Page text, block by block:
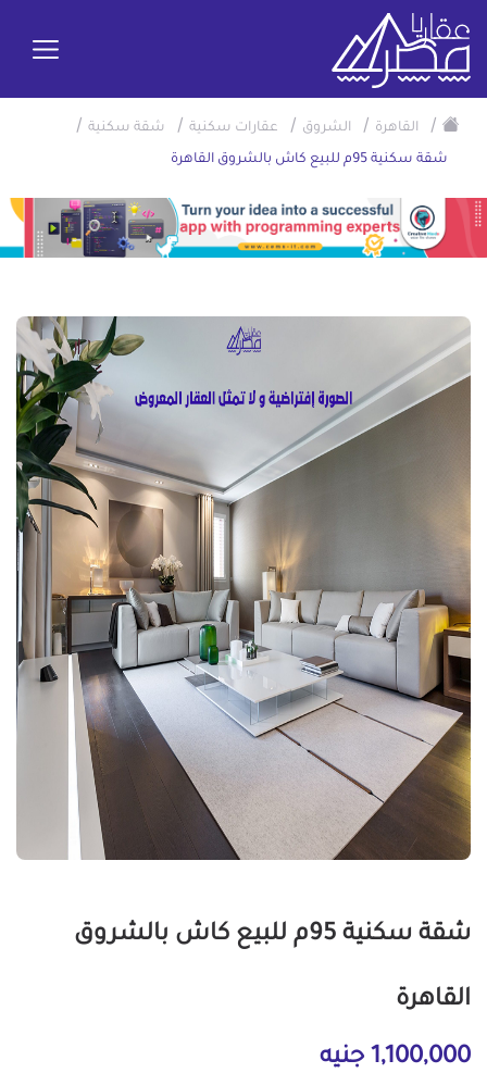
/ القاهرة / الشروق / عقارات سكنية / شقة سكنية /
شقة سكنية 95م للبيع كاش بالشروق القاهرة
شقة سكنية 95م للبيع كاش بالشروق
القاهرة
1,100,000 جنيه